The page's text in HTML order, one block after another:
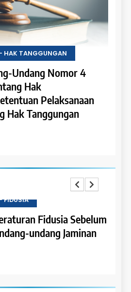
HAK TANGGUNGAN
Undang Nomor 4
Hak Tanggungan:
Tanggungan pada
Satuan Rumah Susun
- FIDUSIA
dalam Jaminan